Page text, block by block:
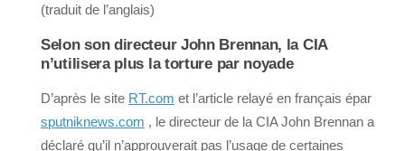
(traduit de l’anglais)
Selon son directeur John Brennan, la CIA
n’utilisera plus la torture par noyade
D’après le site RT.com et l’article relayé en français épar
sputniknews.com , le directeur de la CIA John Brennan a
déclaré qu’il n’approuverait pas l’usage de certaines